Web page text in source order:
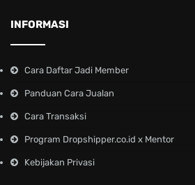
INFORMASI
Cara Daftar Jadi Member
Panduan Cara Jualan
Cara Transaksi
Program Dropshipper.co.id x Mentor
Kebijakan Privasi